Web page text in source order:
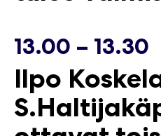
13.00 – 13.30
Ilpo